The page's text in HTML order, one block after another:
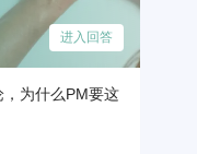
进入回答
为什么PM要这